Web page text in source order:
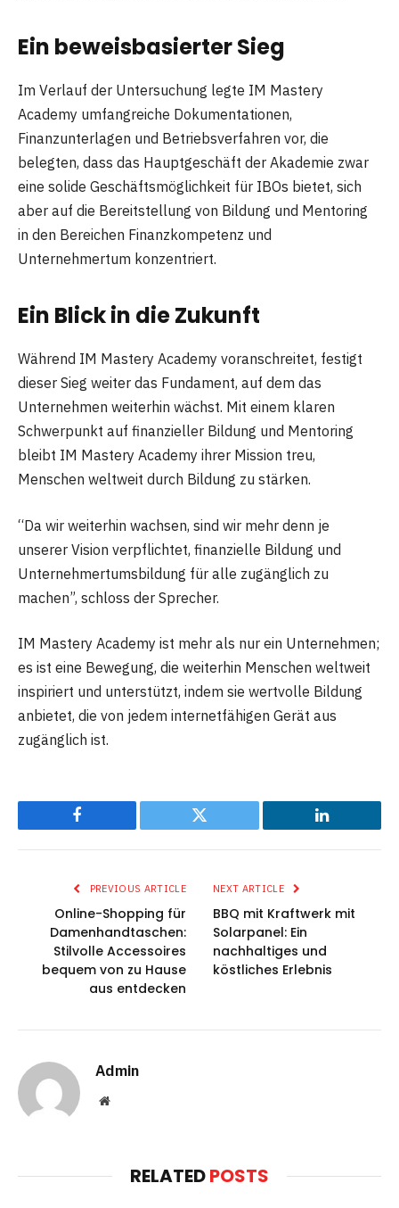
Ein beweisbasierter Sieg
Im Verlauf der Untersuchung legte IM Mastery
Academy umfangreiche Dokumentationen,
Finanzunterlagen und Betriebsverfahren vor, die
belegten, dass das Hauptgeschäft der Akademie zwar
eine solide Geschäftsmöglichkeit für IBOs bietet, sich
aber auf die Bereitstellung von Bildung und Mentoring
in den Bereichen Finanzkompetenz und
Unternehmertum konzentriert.
Ein Blick in die Zukunft
Während IM Mastery Academy voranschreitet, festigt
dieser Sieg weiter das Fundament, auf dem das
Unternehmen weiterhin wächst. Mit einem klaren
Schwerpunkt auf finanzieller Bildung und Mentoring
bleibt IM Mastery Academy ihrer Mission treu,
Menschen weltweit durch Bildung zu stärken.
“Da wir weiterhin wachsen, sind wir mehr denn je
unserer Vision verpflichtet, finanzielle Bildung und
Unternehmertumsbildung für alle zugänglich zu
machen”, schloss der Sprecher.
IM Mastery Academy ist mehr als nur ein Unternehmen;
es ist eine Bewegung, die weiterhin Menschen weltweit
inspiriert und unterstützt, indem sie wertvolle Bildung
anbietet, die von jedem internetfähigen Gerät aus
zugänglich ist.
Facebook Twitter LinkedIn
PREVIOUS ARTICLE
Online-Shopping für
Damenhandtaschen:
Stilvolle Accessoires
bequem von zu Hause
aus entdecken
NEXT ARTICLE
BBQ mit Kraftwerk mit
Solarpanel: Ein
nachhaltiges und
köstliches Erlebnis
Admin
Website
RELATEDPOSTS